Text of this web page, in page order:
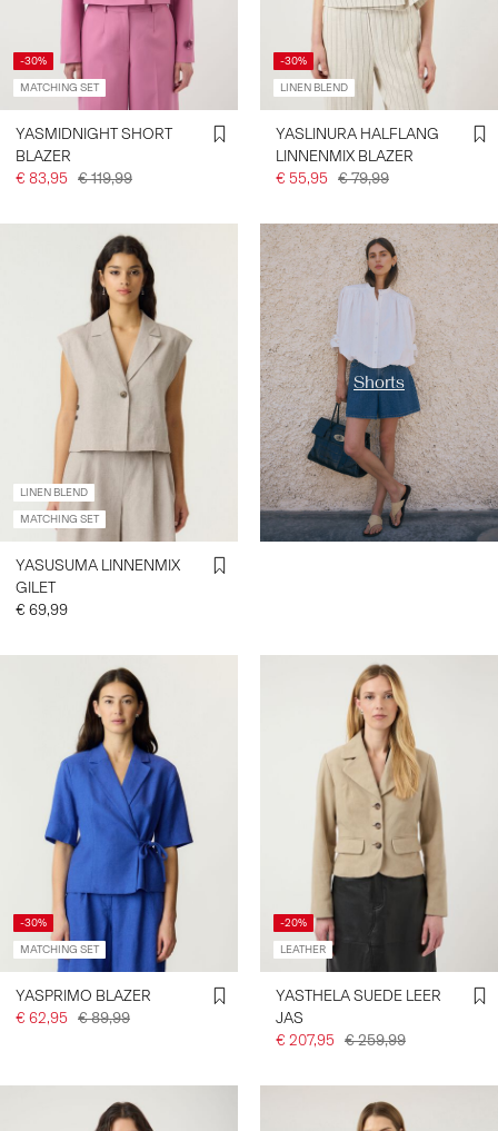
-30%
MATCHING SET
YASMIDNIGHT SHORT
BLAZER
€ 83,95 € 119,99
-30%
LINEN BLEND
YASLINURA HALFLANG
LINNENMIX BLAZER
€ 55,95 € 79,99
LINEN BLEND
MATCHING SET
YASUSUMA LINNENMIX
GILET
€ 69,99
Shorts
https://www.y-a-s.com/nl-
nl/shop-op-categorie/shorts/
-30%
MATCHING SET
YASPRIMO BLAZER
€ 62,95 € 89,99
-20%
LEATHER
YASTHELA SUEDE LEER
JAS
€ 207,95 € 259,99